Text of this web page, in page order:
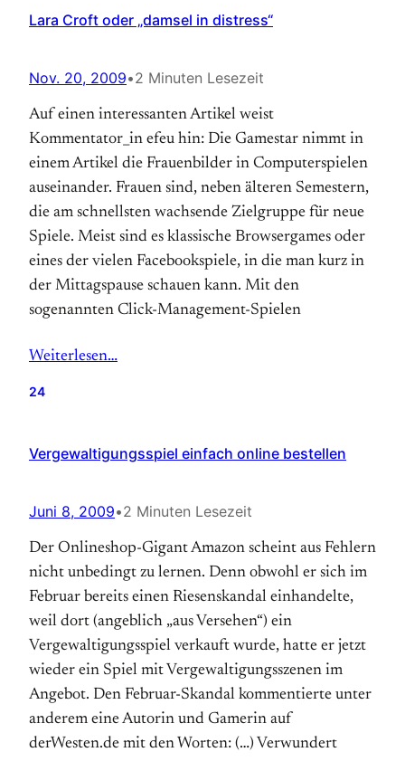
Lara Croft oder „damsel in distress“
Nov. 20, 2009•2 Minuten Lesezeit
Auf einen interessanten Artikel weist
Kommentator_in efeu hin: Die Gamestar nimmt in
einem Artikel die Frauenbilder in Computerspielen
auseinander. Frauen sind, neben älteren Semestern,
die am schnellsten wachsende Zielgruppe für neue
Spiele. Meist sind es klassische Browsergames oder
eines der vielen Facebookspiele, in die man kurz in
der Mittagspause schauen kann. Mit den
sogenannten Click-Management-Spielen
Weiterlesen…
24
Vergewaltigungsspiel einfach online bestellen
Juni 8, 2009•2 Minuten Lesezeit
Der Onlineshop-Gigant Amazon scheint aus Fehlern
nicht unbedingt zu lernen. Denn obwohl er sich im
Februar bereits einen Riesenskandal einhandelte,
weil dort (angeblich „aus Versehen“) ein
Vergewaltigungsspiel verkauft wurde, hatte er jetzt
wieder ein Spiel mit Vergewaltigungsszenen im
Angebot. Den Februar-Skandal kommentierte unter
anderem eine Autorin und Gamerin auf
derWesten.de mit den Worten: (…) Verwundert